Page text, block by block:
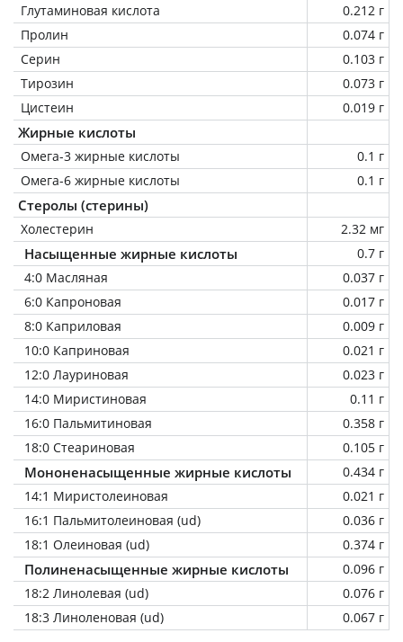
Глутаминовая кислота
0.212 г
Пролин
0.074 г
Серин
0.103 г
Тирозин
0.073 г
Цистеин
0.019 г
Жирные кислоты
Омега-3 жирные кислоты
0.1 г
Омега-6 жирные кислоты
0.1 г
Стеролы (стерины)
Холестерин 2.32 мг
Насыщенные жирные кислоты
0.7 г
4:0 Масляная
0.037 г
6:0 Капроновая
0.017 г
8:0 Каприловая
0.009 г
10:0 Каприновая
0.021 г
12:0 Лауриновая
0.023 г
14:0 Миристиновая
0.11 г
16:0 Пальмитиновая
0.358 г
18:0 Стеариновая
0.105 г
Мононенасыщенные жирные кислоты
0.434 г
14:1 Миристолеиновая
0.021 г
16:1 Пальмитолеиновая (ud)
0.036 г
18:1 Олеиновая (ud)
0.374 г
Полиненасыщенные жирные кислоты
0.096 г
18:2 Линолевая (ud)
0.076 г
18:3 Линоленовая (ud)
0.067 г